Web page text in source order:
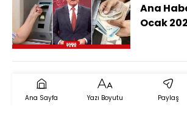
Ana
Ocak
Ana Sayfa Yazı Boyutu Paylaş